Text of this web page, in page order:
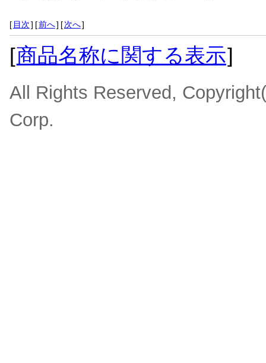
[ 目次] [前へ] [次へ]
[商品名称に関する表示]
All Rights Reserved,
Corp.